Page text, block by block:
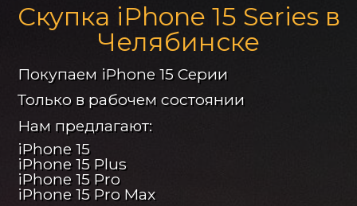
Скупка iPhone 15 Series в
Челябинске
Покупаем iPhone 15 Серии
Только в рабочем состоянии
Нам предлагают:
iPhone 15
iPhone 15 Plus
iPhone 15 Pro
iPhone 15 Pro Max